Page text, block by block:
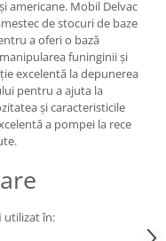
americane. Mobil Delvac
de stocuri de baze
a oferi o bază
funinginii și
excelentă la depunerea
pentru a ajuta la
și caracteristicile
a pompei la rece
utilizat în: